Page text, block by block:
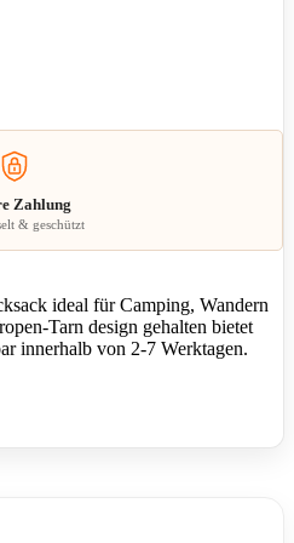
Zahlung
& geschützt
ideal für Camping, Wandern
Tarn design gehalten bietet
innerhalb von 2-7 Werktagen.